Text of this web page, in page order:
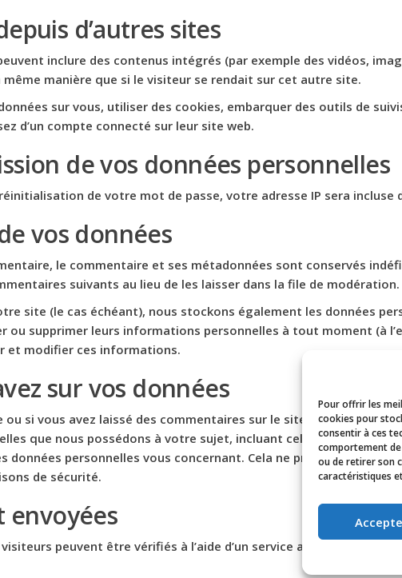
Pour offrir les
cookies pour
consentir à ces
comportement de
ou de retirer son
caractéristiques
d’autres sites
inclure des contenus intégrés (par exemple des vidéos,
manière que si le visiteur se rendait sur cet autre site.
sur vous, utiliser des cookies, embarquer des outils de
d’un compte connecté sur leur site web.
de vos données personnelles
de votre mot de passe, votre adresse IP sera incluse
vos données
le commentaire et ses métadonnées sont conservés
suivants au lieu de les laisser dans la file de modération.
site (le cas échéant), nous stockons également les données
ou supprimer leurs informations personnelles à tout moment (à
et modifier ces informations.
sur vos données
ou si vous avez laissé des commentaires sur le site, vous pouvez
que nous possédons à votre sujet, incluant celles que vous
données personnelles vous concernant. Cela ne prend pas en
de sécurité.
envoyées
peuvent être vérifiés à l’aide d’un service automatisé de